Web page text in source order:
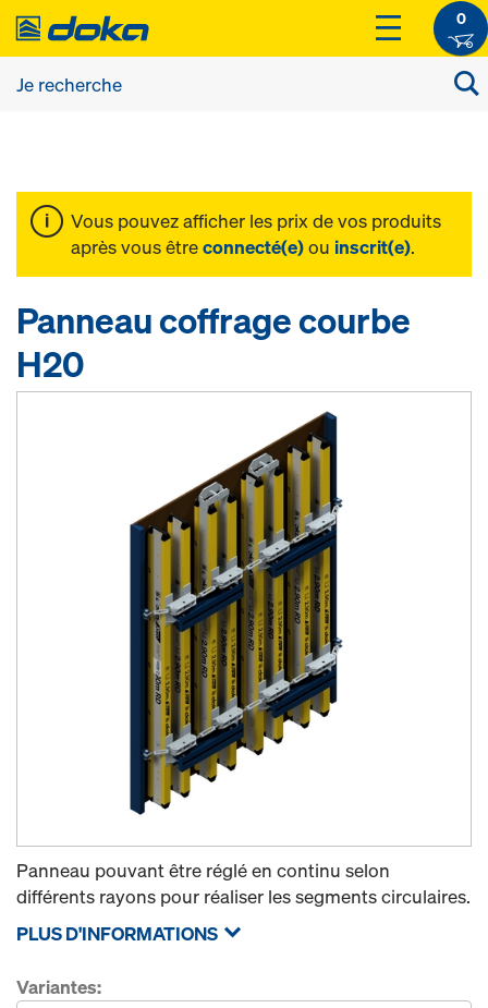
0
Vous pouvez afficher les prix de vos produits
après vous êtreconnecté(e)ou inscrit(e).
Panneau coffrage courbe
H20
Panneau pouvant être réglé en continu selon
différents rayons pour réaliser les segments circulaires.
PLUS D'INFORMATIONS
Variantes: